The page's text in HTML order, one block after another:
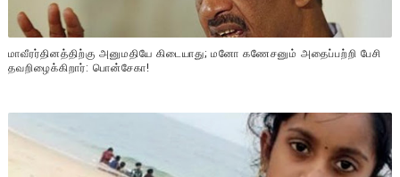
மாவீரர்தினத்திற்கு அனுமதியே கிடையாது; மனோ கணேசனும் அதைப்பற்றி பேசி
தவறிழைக்கிறார்: பொன்சேகா!